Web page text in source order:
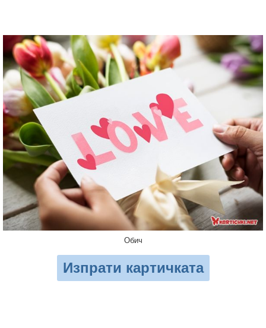
Обич
Изпрати картичката